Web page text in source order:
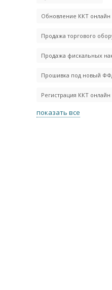
Обновление ККТ онлайн
Продажа торгового
Продажа фискальных
Прошивка под новый
Регистрация ККТ
показать все